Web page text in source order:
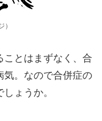
）
ことはまずなく、合
気。なので合併症の
ょうか。